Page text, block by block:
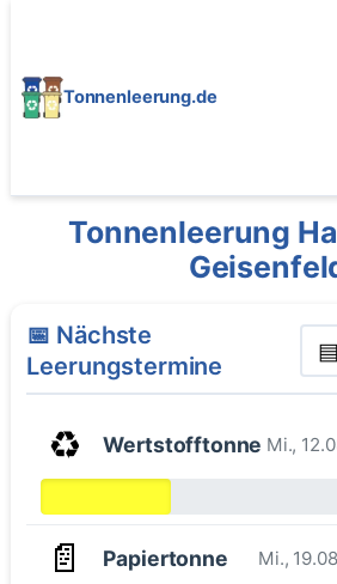
Tonnenleerung.de
Tonnenleerung
📅 Nächste
Leerungstermine
♻️ Wertstofftonne Mi.,
📄 Papiertonne Mi.,